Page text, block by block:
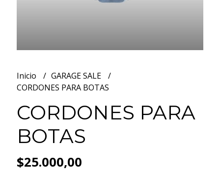
Inicio
GARAGE SALE
CORDONES PARA BOTAS
CORDONES PARA
BOTAS
$25.000,00